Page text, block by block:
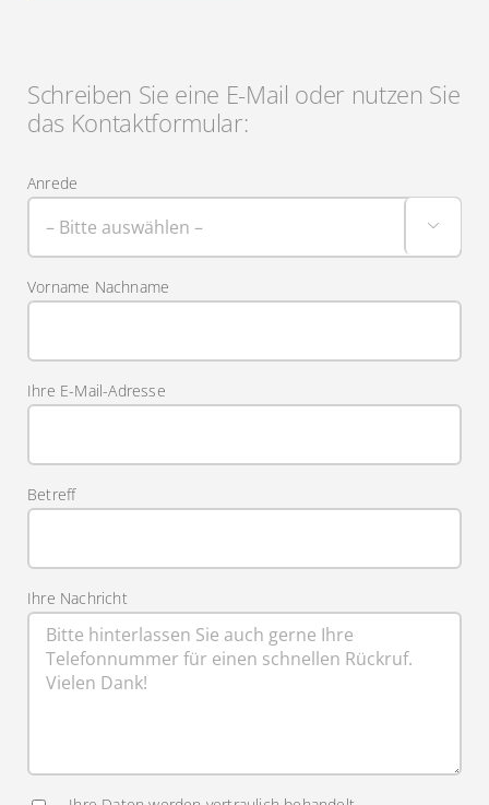
Schreiben Sie eine E-Mail oder nutzen Sie
das Kontaktformular:
Anrede

Vorname Nachname
Ihre E-Mail-Adresse
Betreff
Ihre Nachricht